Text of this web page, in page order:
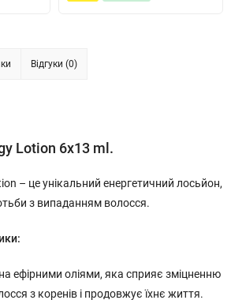
Відгуки (0)
Lotion 6х13 ml.
– це унікальний енергетичний лосьйон,
з випаданням волосся.
ефірними оліями, яка сприяє зміцненню
з коренів і продовжує їхнє життя.